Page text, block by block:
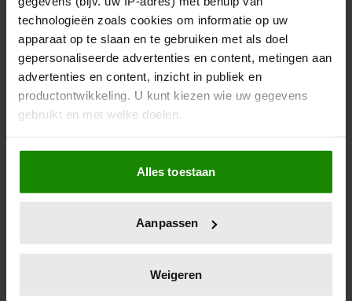
technologieën zoals cookies om informatie op uw
apparaat op te slaan en te gebruiken met als doel
gepersonaliseerde advertenties en content, metingen aan
advertenties en content, inzicht in publiek en
productontwikkeling. U kunt kiezen wie uw gegevens
gebruikt en met welke doelen.
Als u het toestaat, willen we ook graag:
Informatie verzamelen over uw geografische
locatie, die tot een paar meter nauwkeurig kan zijn
scannen op specifieke eigenschappen (fingerprinting)
verwerkt en stel uw voorkeuren in het
Alles toestaan
Aanpassen
Weigeren